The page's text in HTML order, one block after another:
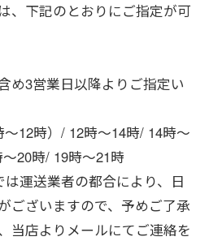
、下記のとおりにご指定が可
め3営業日以降よりご指定い
12時）/ 12時～14時/ 14時～
20時/ 19時～21時
運送業者の都合により、日
ございますので、予めご了承
当店よりメールにてご連絡を